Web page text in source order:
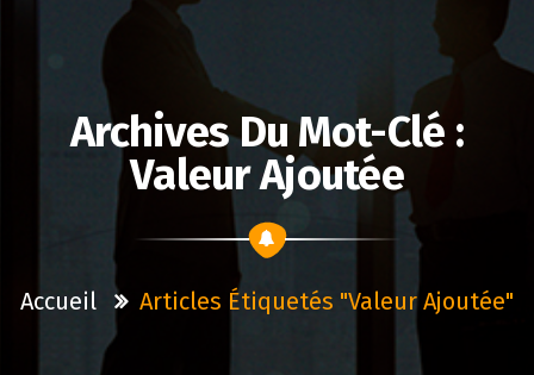
Archives Du Mot-Clé :
Valeur Ajoutée
Accueil Articles Étiquetés "valeur Ajoutée"